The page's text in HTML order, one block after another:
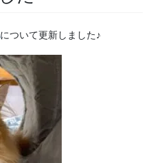
について更新しました♪